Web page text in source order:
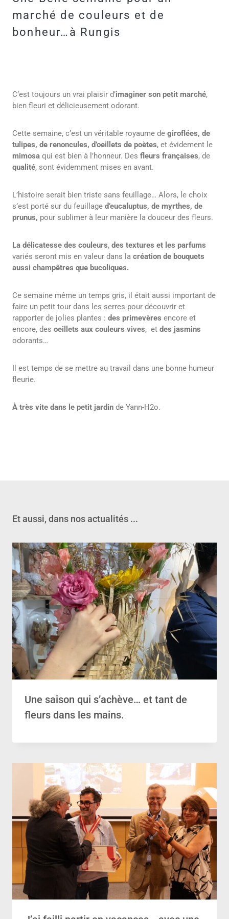
marché de couleurs et de
bonheur…à Rungis
C’est toujours un vrai plaisir d’imaginer son petit marché,
bien fleuri et délicieusement odorant.
Cette semaine, c’est un véritable royaume de giroflées, de
tulipes, de renoncules, d’oeillets de poètes, et évidement le
mimosa qui est bien à l’honneur. Des fleurs françaises, de
qualité, sont évidemment mises en avant.
L’histoire serait bien triste sans feuillage… Alors, le choix
s’est porté sur du feuillage d’eucaluptus, de myrthes, de
prunus, pour sublimer à leur manière la douceur des fleurs.
La délicatesse des couleurs, des textures et les parfums
variés seront mis en valeur dans la création de bouquets
aussi champêtres que bucoliques.
Ce semaine même un temps gris, il était aussi important de
faire un petit tour dans les serres pour découvrir et
rapporter de jolies plantes : des primevères encore et
encore, des oeillets aux couleurs vives, et des jasmins
odorants…
Il est temps de se mettre au travail dans une bonne humeur
fleurie.
À très vite dans le petit jardin de Yann-H2o.
Et aussi, dans nos actualités ...
Une saison qui s’achève… et tant de
fleurs dans les mains.